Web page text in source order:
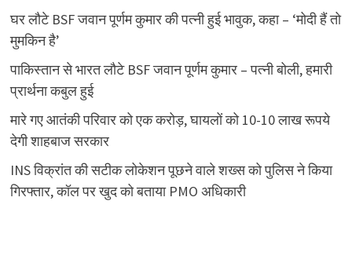
घर लौटे BSF जवान पूर्णम कुमार की पत्नी हुई भावुक, कहा – ‘मोदी हैं तो
मुमकिन है’
पाकिस्तान से भारत लौटे BSF जवान पूर्णम कुमार – पत्नी बोली, हमारी
प्रार्थना कबुल हुई
मारे गए आतंकी परिवार को एक करोड़, घायलों को 10-10 लाख रूपये
देगी शाहबाज सरकार
INS विक्रांत की सटीक लोकेशन पूछने वाले शख्स को पुलिस ने किया
गिरफ्तार, कॉल पर खुद को बताया PMO अधिकारी